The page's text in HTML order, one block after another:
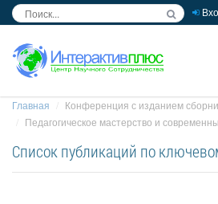
Главная
Конференция с изданием
Педагогическое мастерство и
Список публикаций по